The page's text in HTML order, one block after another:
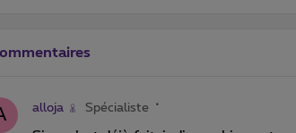
alloja Spécialiste